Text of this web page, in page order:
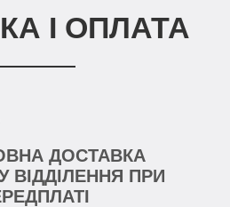
І ОПЛАТА
ДОСТАВКА
ВІДДІЛЕННЯ ПРИ